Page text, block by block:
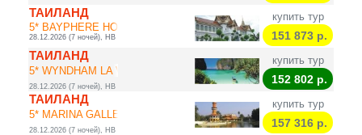
ТАИЛАНД
5* BAYPHERE HOTEL
28.12.2026 (7 ночей), HB
купить тур
151 873 р.
ТАИЛАНД
5* WYNDHAM LA VIT...
28.12.2026 (7 ночей), HB
купить тур
152 802 р.
ТАИЛАНД
5* MARINA GALLERY...
28.12.2026 (7 ночей), HB
купить тур
157 316 р.